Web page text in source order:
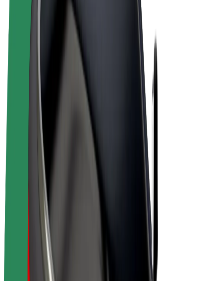
Braucieni
Bolt Market
Bolt for Business
Gūsti ieņēmumus ar Bolt
Autovadītāji
Autovadītāja ieņēmumi
Kurjeri
Kurjerpartnera ieņēmumi
Bolt Food tirgotāji
Reģistrē autoparku
Franšīzes